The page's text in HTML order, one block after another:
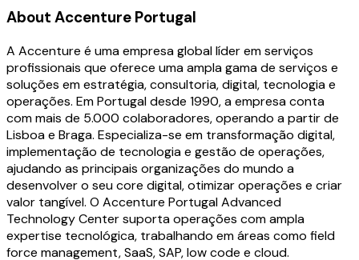
About Accenture Portugal
A Accenture é uma empresa global líder em serviços
profissionais que oferece uma ampla gama de serviços e
soluções em estratégia, consultoria, digital, tecnologia e
operações. Em Portugal desde 1990, a empresa conta
com mais de 5.000 colaboradores, operando a partir de
Lisboa e Braga. Especializa-se em transformação digital,
implementação de tecnologia e gestão de operações,
ajudando as principais organizações do mundo a
desenvolver o seu core digital, otimizar operações e criar
valor tangível. O Accenture Portugal Advanced
Technology Center suporta operações com ampla
expertise tecnológica, trabalhando em áreas como field
force management, SaaS, SAP, low code e cloud.